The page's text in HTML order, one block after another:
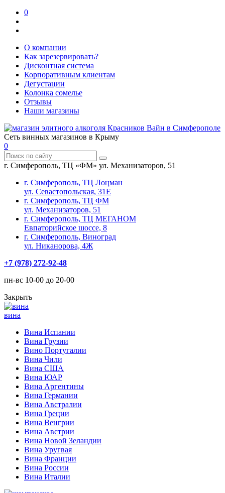
0
О компании
Как зарезервировать?
Дисконтная система
Корпоративным клиентам
Дегустации
Колонка сомелье
Отзывы
Наши магазины
Сеть винных магазинов в Крыму
0
г. Симферополь, ТЦ «ФМ» ул. Механизаторов, 51
г. Симферополь, ТЦ Лоцман
ул. Севастопольская, 31Е
г. Симферополь, ТЦ ФМ
ул. Механизаторов, 51
г. Симферополь, ТЦ МЕГАНОМ
Евпаторийское шоссе, 8
г. Симферополь, Виноград
ул. Никанорова, 4Ж
+7 (978) 272-92-48
пн-вс 10-00 до 20-00
Закрыть
вина
Вина Испании
Вина Грузии
Вино Португалии
Вина Чили
Вина США
Вина ЮАР
Вина Аргентины
Вина Германии
Вина Австралии
Вина Греции
Вина Венгрии
Вина Австрии
Вина Новой Зеландии
Вина Уругвая
Вина Франции
Вина России
Вина Италии